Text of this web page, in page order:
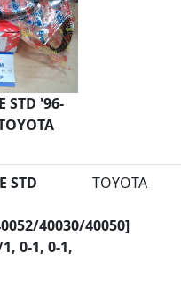
STD '96-
STD
40030/40050]
0-1, 0-1,
TOYOTA